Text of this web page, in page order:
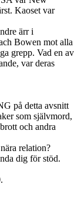
Kaoset var
ärr i
Bowen mot alla
grepp. Vad en av
var deras
på detta avsnitt
som självmord,
och andra
relation?
dig för stöd.